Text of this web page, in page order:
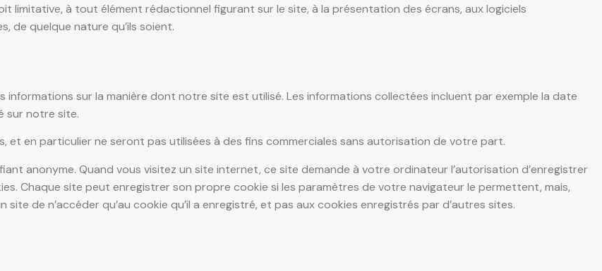
limitative, à tout élément rédactionnel figurant sur le site, à la présentation des écrans, aux logiciels
de quelque nature qu’ils soient.
sur la manière dont notre site est utilisé. Les informations collectées incluent par exemple la date
sur notre site.
et en particulier ne seront pas utilisées à des fins commerciales sans autorisation de votre part.
anonyme. Quand vous visitez un site internet, ce site demande à votre ordinateur l’autorisation d’enregistrer
Chaque site peut enregistrer son propre cookie si les paramètres de votre navigateur le permettent, mais,
de n’accéder qu’au cookie qu’il a enregistré, et pas aux cookies enregistrés par d’autres sites.